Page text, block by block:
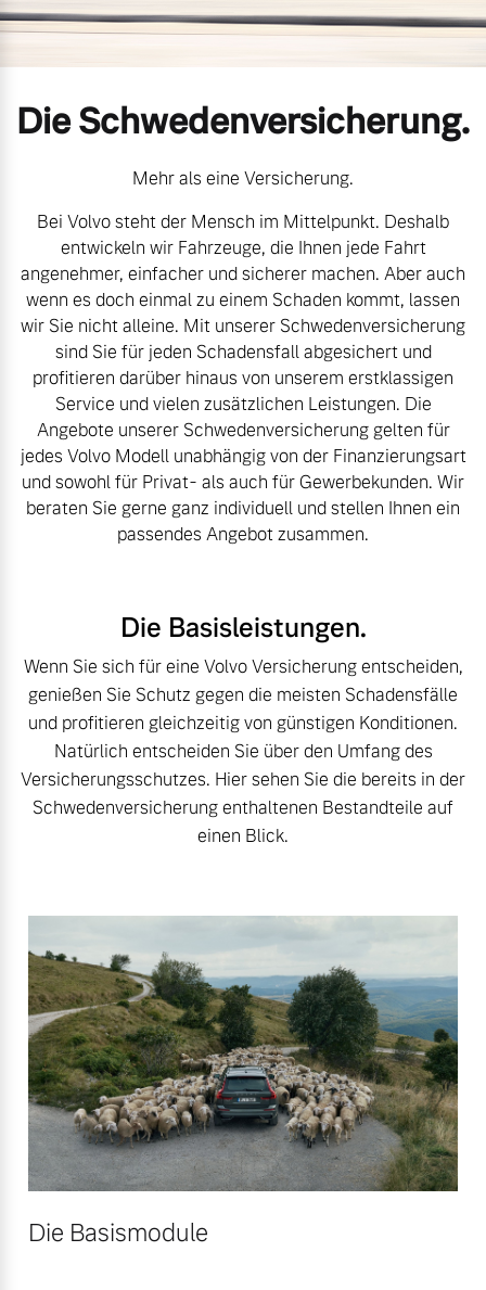
Geschäftskunden
Editionsmodelle
Konnektivität
Angebot anfragen
Fahrzeug konfigurieren
Volvo Selekt
Gebrauchtwagen
Die Neuwagenalternative
Mehr erfahren
Editionsmodelle
Jetzt kennenlernen
Mehr erfahren
Volvo Gebrauchtwagenbörse
Aktuelle Zubehörangebote
Zubehörkatalog
Service by Volvo
Sie erhalten bei uns eine
Vielzahl von Original
Volvo Winter- und
Sommer Kompletträder.
Mehr erfahren
Frühjahrscheck
Entdecken Sie unsere
saisonalen Angebote.
Mehr erfahren
Finanzierung & Leasing
Versicherung
Kontakt und Anfahrt
Die Schwedenversicherung.
Mehr als eine Versicherung.
Bei Volvo steht der Mensch im Mittelpunkt. Deshalb
entwickeln wir Fahrzeuge, die Ihnen jede Fahrt
angenehmer, einfacher und sicherer machen. Aber auch
wenn es doch einmal zu einem Schaden kommt, lassen
wir Sie nicht alleine. Mit unserer Schwedenversicherung
sind Sie für jeden Schadensfall abgesichert und
profitieren darüber hinaus von unserem erstklassigen
Service und vielen zusätzlichen Leistungen. Die
Angebote unserer Schwedenversicherung gelten für
jedes Volvo Modell unabhängig von der Finanzierungsart
und sowohl für Privat- als auch für Gewerbekunden. Wir
beraten Sie gerne ganz individuell und stellen Ihnen ein
passendes Angebot zusammen.
Die Basisleistungen.
Wenn Sie sich für eine Volvo Versicherung entscheiden,
genießen Sie Schutz gegen die meisten Schadensfälle
und profitieren gleichzeitig von günstigen Konditionen.
Natürlich entscheiden Sie über den Umfang des
Versicherungsschutzes. Hier sehen Sie die bereits in der
Schwedenversicherung enthaltenen Bestandteile auf
einen Blick.
Die Basismodule